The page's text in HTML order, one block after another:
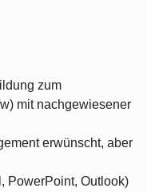
zum
mit nachgewiesener
erwünscht, aber
PowerPoint, Outlook)